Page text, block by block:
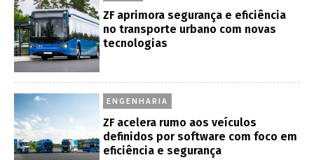
ZF aprimora segurança e eficiência
no transporte urbano com novas
tecnologias
ENGENHARIA
ZF acelera rumo aos veículos
definidos por software com foco em
eficiência e segurança